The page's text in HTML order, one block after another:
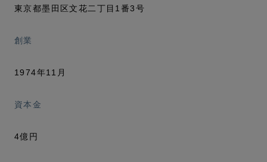
東京都墨田区文花二丁目1番3号
創業
1974年11月
資本金
4億円